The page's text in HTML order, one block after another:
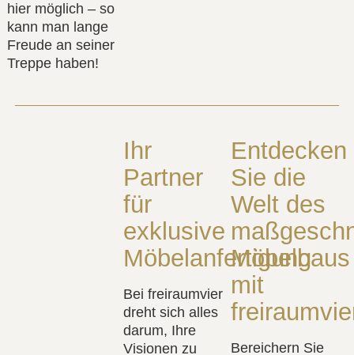
hier möglich – so
kann man lange
Freude an seiner
Treppe haben!
Ihr
Partner
für
exklusive
Möbelanfertigung
Bei freiraumvier
dreht sich alles
darum, Ihre
Visionen zu
Entdecken
Sie die
Welt des
Möbelbaus
mit
Bereichern Sie